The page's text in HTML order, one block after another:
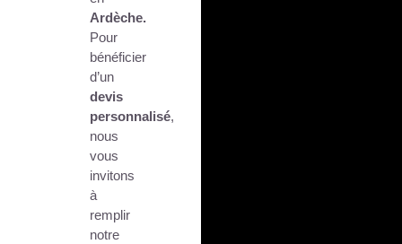
Ardèche.
Pour
bénéficier
d’un
devis
personnalisé,
nous
vous
invitons
à
remplir
notre